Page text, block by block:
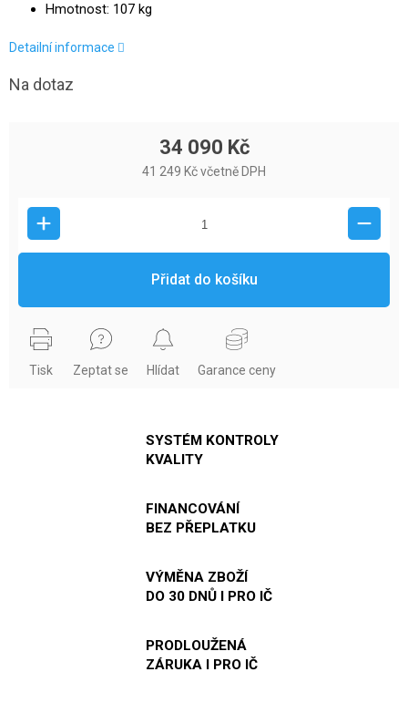
Hmotnost: 107 kg
Detailní informace
Na dotaz
34 090 Kč
41 249 Kč včetně DPH
Přidat do košíku
Tisk Zeptat se Hlídat Garance ceny
SYSTÉM KONTROLY
KVALITY
FINANCOVÁNÍ
BEZ PŘEPLATKU
VÝMĚNA ZBOŽÍ
DO 30 DNŮ I PRO IČ
PRODLOUŽENÁ
ZÁRUKA I PRO IČ